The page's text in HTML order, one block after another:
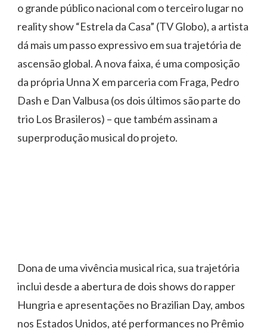
o grande público nacional com o terceiro lugar no
reality show “Estrela da Casa” (TV Globo), a artista
dá mais um passo expressivo em sua trajetória de
ascensão global. A nova faixa, é uma composição
da própria Unna X em parceria com Fraga, Pedro
Dash e Dan Valbusa (os dois últimos são parte do
trio Los Brasileros) – que também assinam a
superprodução musical do projeto.
Dona de uma vivência musical rica, sua trajetória
inclui desde a abertura de dois shows do rapper
Hungria e apresentações no Brazilian Day, ambos
nos Estados Unidos, até performances no Prêmio